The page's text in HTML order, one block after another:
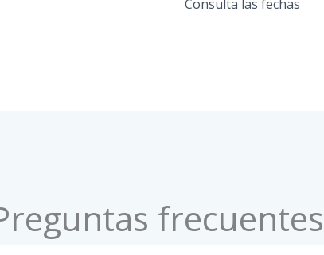
Consulta las fechas
frecuentes​